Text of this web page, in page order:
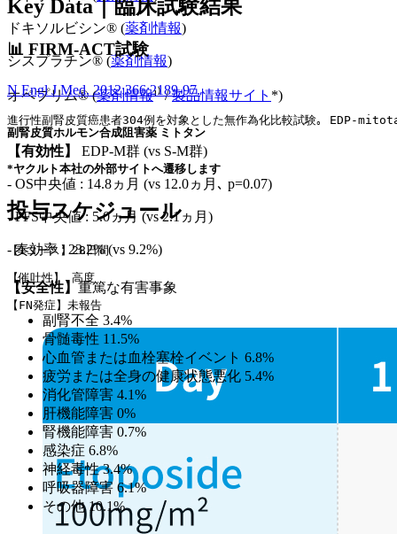
Key Data｜臨床試験結果
📊 FIRM-ACT試験
N Engl J Med. 2012;366:2189-97.
進行性副腎皮質癌患者304例を対象とした無作為化比較試験｡ EDP-
【有効性】 EDP-M群 (vs S-M群)
- OS中央値 : 14.8ヵ月 (vs 12.0ヵ月､ p=0.07)
- PFS中央値 : 5.0ヵ月 (vs 2.1ヵ月)
- 奏効率 : 23.2% (vs 9.2%)
【安全性】 重篤な有害事象
副腎不全 3.4%
骨髄毒性 11.5%
心血管または血栓塞栓イベント 6.8%
疲労または全身の健康状態悪化 5.4%
消化管障害 4.1%
肝機能障害 0%
腎機能障害 0.7%
感染症 6.8%
神経毒性 3.4%
呼吸器障害 6.1%
その他 10.1%
ドキソルビシン® (薬剤情報)
シスプラチン® (薬剤情報)
オペプリム® (薬剤情報¹⁾ /製品情報サイト *)
副腎皮質ホルモン合成阻害薬 ミトタン
*ヤクルト本社の外部サイトへ遷移します
投与スケジュール
【1コース】28日間
【催吐性】 高度
【FN発症】未報告